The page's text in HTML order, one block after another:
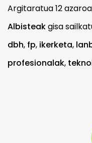
Argitaratua12
Albisteakgisa
dbh, fp, ikerketa,
profesionalak,